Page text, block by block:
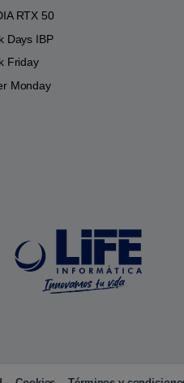
RTX 50
Days IBP
Friday
Monday